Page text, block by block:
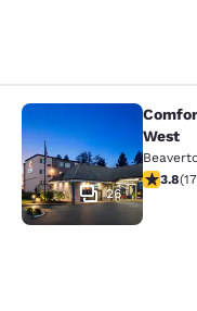
Comfort Inn
26
West
3.8(